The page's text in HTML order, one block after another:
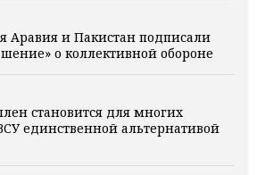
Аравия и Пакистан подписали
о коллективной обороне
становится для многих
единственной альтернативой